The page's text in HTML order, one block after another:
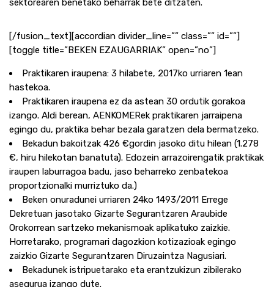
sektorearen benetako beharrak bete ditzaten.
[/fusion_text][accordian divider_line=”” class=”” id=””]
[toggle title=”BEKEN EZAUGARRIAK” open=”no”]
Praktikaren iraupena: 3 hilabete, 2017ko urriaren 1ean
hastekoa.
Praktikaren iraupena ez da astean 30 ordutik gorakoa
izango. Aldi berean, AENKOMERek praktikaren jarraipena
egingo du, praktika behar bezala garatzen dela bermatzeko.
Bekadun bakoitzak 426 €gordin jasoko ditu hilean (1.278
€, hiru hilekotan banatuta). Edozein arrazoirengatik praktikak
iraupen laburragoa badu, jaso beharreko zenbatekoa
proportzionalki murriztuko da.)
Beken onuradunei urriaren 24ko 1493/2011 Errege
Dekretuan jasotako Gizarte Segurantzaren Araubide
Orokorrean sartzeko mekanismoak aplikatuko zaizkie.
Horretarako, programari dagozkion kotizazioak egingo
zaizkio Gizarte Segurantzaren Diruzaintza Nagusiari.
Bekadunek istripuetarako eta erantzukizun zibilerako
asegurua izango dute.